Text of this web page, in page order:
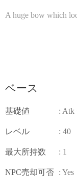
A huge bow which
ベース
基礎値 : Atk
レベル : 40
最大所持数 : 1
NPC売却可否 : Yes